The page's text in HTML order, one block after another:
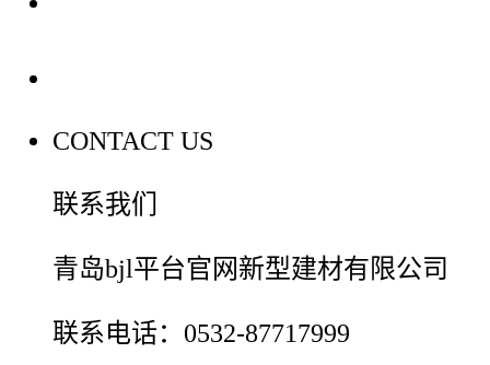
CONTACT US
联系我们
青岛bjl平台官网新型建材有限公司
联系电话：0532-87717999